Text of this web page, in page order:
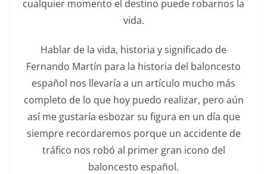
cualquier momento el destino puede robarnos la
vida.
Hablar de la vida, historia y significado de
Fernando Martín para la historia del baloncesto
español nos llevaría a un artículo mucho más
completo de lo que hoy puedo realizar, pero aún
así me gustaría esbozar su figura en un día que
siempre recordaremos porque un accidente de
tráfico nos robó al primer gran icono del
baloncesto español.